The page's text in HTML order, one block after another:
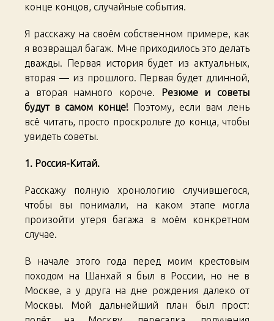
конце концов, случайные события.
Я расскажу на своём собственном примере, как
я возвращал багаж. Мне приходилось это делать
дважды. Первая история будет из актуальных,
вторая — из прошлого. Первая будет длинной,
а вторая намного короче. Резюме и советы
будут в самом конце! Поэтому, если вам лень
всё читать, просто проскрольте до конца, чтобы
увидеть советы.
1. Россия-Китай.
Расскажу полную хронологию случившегося,
чтобы вы понимали, на каком этапе могла
произойти утеря багажа в моём конкретном
случае.
В начале этого года перед моим крестовым
походом на Шанхай я был в России, но не в
Москве, а у друга на дне рождения далеко от
Москвы. Мой дальнейший план был прост: